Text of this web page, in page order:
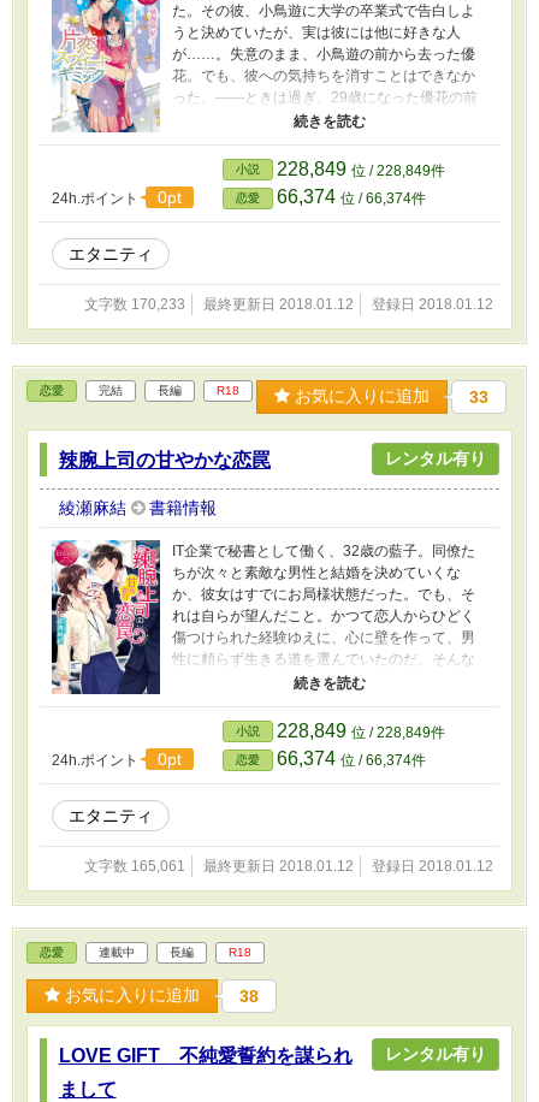
た。その彼、小鳥遊に大学の卒業式で告白しよ
うと決めていたが、実は彼には他に好きな人
が……。失意のまま、小鳥遊の前から去った優
花。でも、彼への気持ちを消すことはできなか
った。――ときは過ぎ。29歳になった優花の前
に、突然小鳥遊が！ 再会した彼に迫られ、優
躰だけでも、彼と繋がれるなら……と考えたの
だ。そんな優花を、小鳥遊は容赦なく乱して
――。超濃厚！ すれ違い、ラブストーリー。
24h.ポイント 0pt
小説 228,849 位 / 228,849件
恋愛 66,374 位 / 66,374件
エタニティ
文字数 170,233 最終更新日 2018.01.12 登録日 2018.01.12
恋愛 完結 長編 R18 お気に入りに追加 33
辣腕上司の甘やかな恋罠 レンタル有り
綾瀬麻結 書籍情報
IT企業で秘書として働く、32歳の藍子。同僚た
ちが次々と素敵な男性と結婚を決めていくな
か、彼女はすでにお局様状態だった。でも、そ
れは自らが望んだこと。かつて恋人からひどく
傷つけられた経験ゆえに、心に壁を作って、男
性に頼らず生きる道を選んでいたのだ。そんな
藍子がある日、若き天才・黒瀬の専属秘書に抜
の彼が、何故か藍子に執着し始める。どうや
ら、藍子の心にかかった鍵を開けたいという欲
求にかられたようで……。恋枯れOLと凄腕ハッ
カーの、駆け引きラブストーリー！
24h.ポイント 0pt
小説 228,849 位 / 228,849件
恋愛 66,374 位 / 66,374件
エタニティ
文字数 165,061 最終更新日 2018.01.12 登録日 2018.01.12
恋愛 連載中 長編 R18
お気に入りに追加 38
LOVE GIFT 不純愛誓約を謀られ
まして
レンタル有り